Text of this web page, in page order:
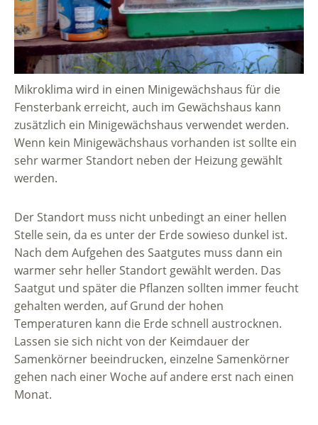
Mikroklima wird in einen Minigewächshaus für die
Fensterbank erreicht, auch im Gewächshaus kann
zusätzlich ein Minigewächshaus verwendet werden.
Wenn kein Minigewächshaus vorhanden ist sollte ein
sehr warmer Standort neben der Heizung gewählt
werden.
Der Standort muss nicht unbedingt an einer hellen
Stelle sein, da es unter der Erde sowieso dunkel ist.
Nach dem Aufgehen des Saatgutes muss dann ein
warmer sehr heller Standort gewählt werden. Das
Saatgut und später die Pflanzen sollten immer feucht
gehalten werden, auf Grund der hohen
Temperaturen kann die Erde schnell austrocknen.
Lassen sie sich nicht von der Keimdauer der
Samenkörner beeindrucken, einzelne Samenkörner
gehen nach einer Woche auf andere erst nach einen
Monat.